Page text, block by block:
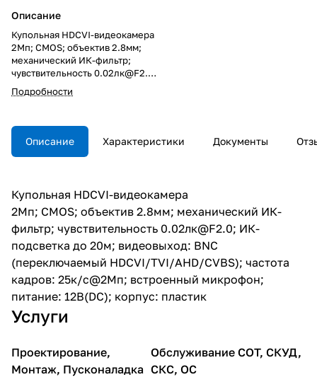
Описание
Купольная HDCVI-видеокамера
2Мп; CMOS; объектив 2.8мм;
механический ИК-фильтр;
чувствительность 0.02лк@F2.0;
ИК-подсветка до 20м;
видеовыход: BNC
HDCVI/TVI/AHD/CVBS); частота
кадров: 25к/c@2Мп;
встроенный микрофон;
Подробности
Описание Характеристики Документы
Купольная HDCVI-видеокамера
2Мп; CMOS; объектив 2.8мм; механический ИК-
фильтр; чувствительность 0.02лк@F2.0; ИК-
подсветка до 20м; видеовыход: BNC
(переключаемый HDCVI/TVI/AHD/CVBS); частота
кадров: 25к/c@2Мп; встроенный микрофон;
питание: 12В(DC); корпус: пластик
Услуги
Проектирование,
Монтаж, Пусконаладка
Обслуживание СОТ, СКУД,
СКС, ОС